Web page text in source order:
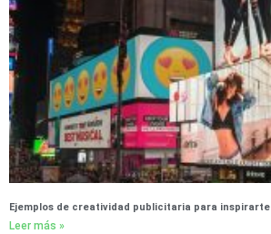
Ejemplos de creatividad publicitaria para inspirarte
Leer más »